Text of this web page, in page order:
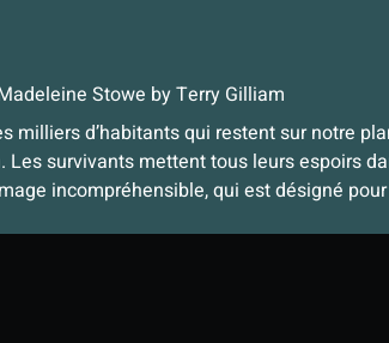
Stowe byTerry Gilliam
milliers d’habitants qui restent sur notre
survivants mettent tous leurs espoirs
incompréhensible, qui est désigné